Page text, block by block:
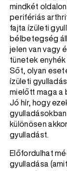
mindkét
perifériás
fajta ízületi
bélbetegség
jelen van vagy
tünetek enyhék
Sőt, olyan
ízületi
mielőtt maga a
Jó hír, hogy
különösen
gyulladást.
Előfordulhat
gyulladása